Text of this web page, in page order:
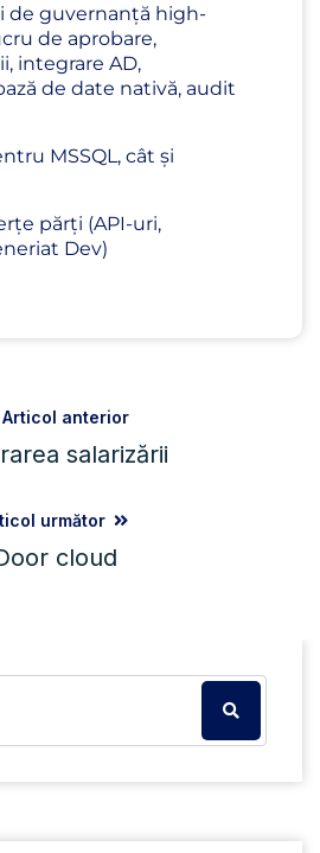
de guvernanță high-
de aprobare,
integrare AD,
de date nativă, audit
MSSQL, cât și
părți (API-uri,
Dev)
Articol anterior
salarizării
următor
cloud